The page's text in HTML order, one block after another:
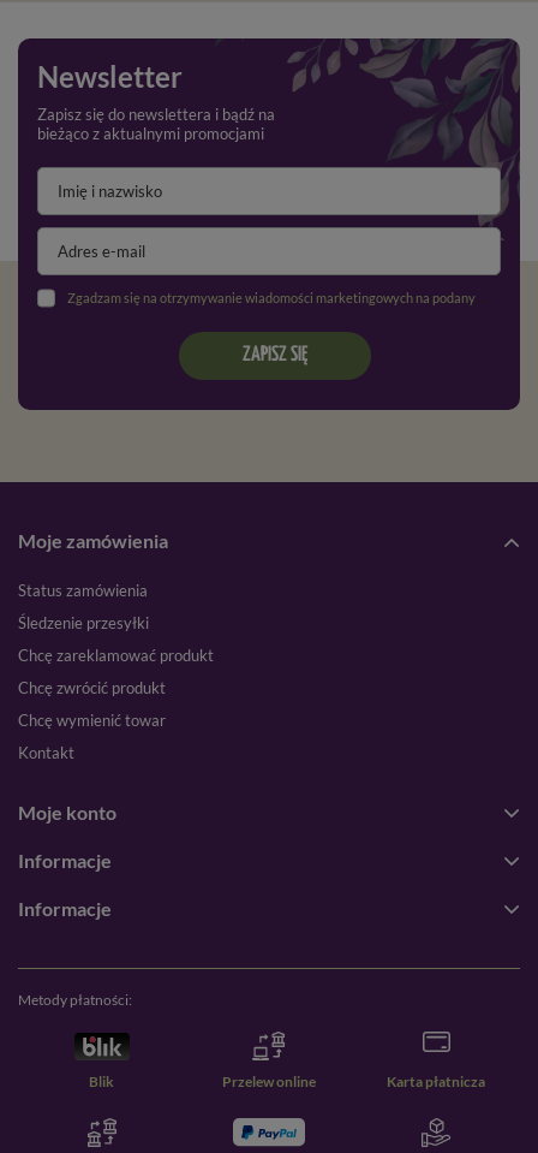
Newsletter
Zapisz się do newslettera i bądź na
bieżąco z aktualnymi promocjami
Zgadzam się na otrzymywanie wiadomości marketingowych na podany adres e-mail oraz przetwarzanie danych osobowych zgodnie z
ZAPISZ SIĘ
Moje zamówienia
Status zamówienia
Śledzenie przesyłki
Chcę zareklamować produkt
Chcę zwrócić produkt
Chcę wymienić towar
Kontakt
Moje konto
Informacje
Informacje
Metody płatności:
Blik Przelew online Karta płatnicza